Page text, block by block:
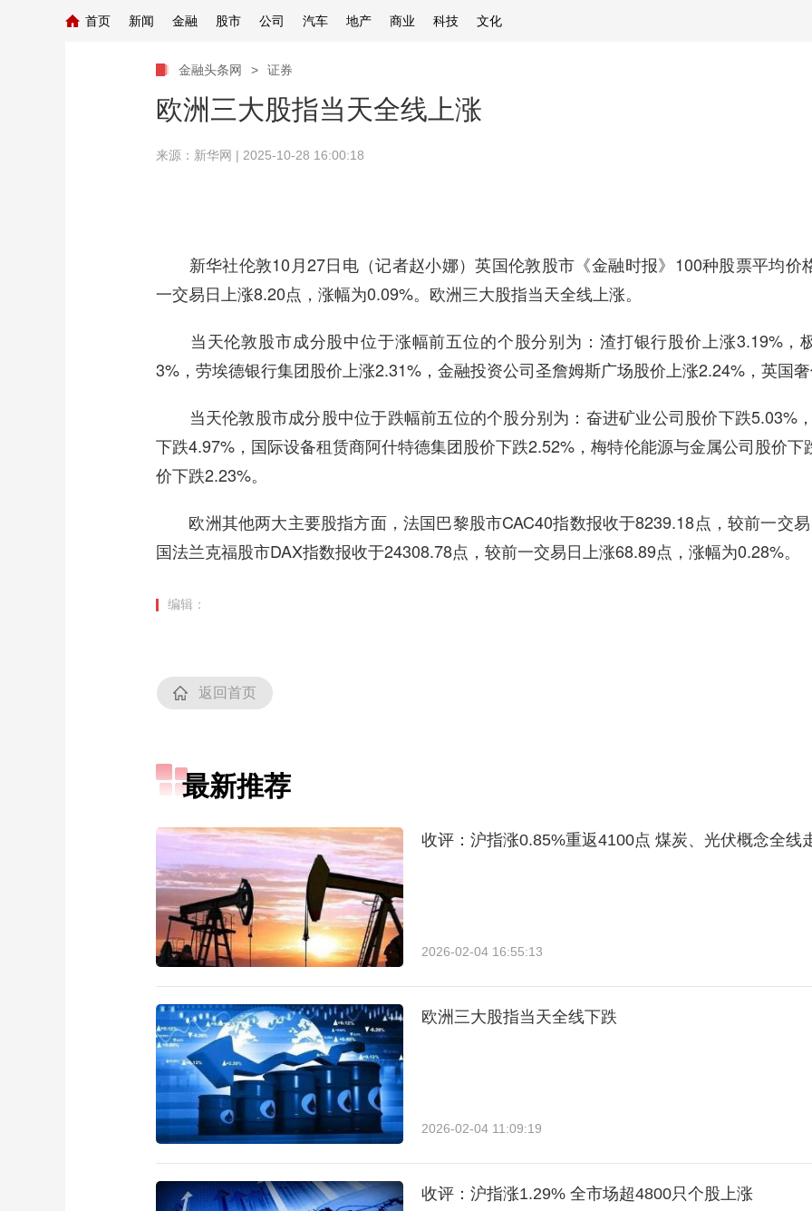
首页 新闻 金融 股市 公司 汽车 地产 商业 科技 文化
金融头条网 > 证券
欧洲三大股指当天全线上涨
来源：新华网 | 2025-10-28 16:00:18
新华社伦敦10月27日电（记者赵小娜）英国伦敦股市《金融时报》100种股票平均价
一交易日上涨8.20点，涨幅为0.09%。欧洲三大股指当天全线上涨。
当天伦敦股市成分股中位于涨幅前五位的个股分别为：渣打银行股价上涨3.19%，
3%，劳埃德银行集团股价上涨2.31%，金融投资公司圣詹姆斯广场股价上涨2.24%，英国
当天伦敦股市成分股中位于跌幅前五位的个股分别为：奋进矿业公司股价下跌5.03%
下跌4.97%，国际设备租赁商阿什特德集团股价下跌2.52%，梅特伦能源与金属公司股价
价下跌2.23%。
欧洲其他两大主要股指方面，法国巴黎股市CAC40指数报收于8239.18点，较前一交
国法兰克福股市DAX指数报收于24308.78点，较前一交易日上涨68.89点，涨幅为0.28%。
编辑：
返回首页
最新推荐
收评：沪指涨0.85%重返4100点 煤炭、光伏概念全线
2026-02-04 16:55:13
欧洲三大股指当天全线下跌
2026-02-04 11:09:19
收评：沪指涨1.29% 全市场超4800只个股上涨